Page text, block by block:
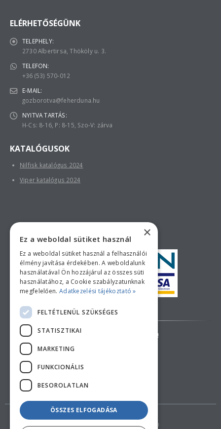
ELÉRHETŐSÉGÜNK
TELEPHELY:
2730 Albertirsa, Thököly u. 3.
TELEFON:
+36 (53) 570-012
E-MAIL:
gozborotva@feherduna.hu
NYITVA TARTÁS:
H-Cs: 8-16, P: 8-15, Szo-V: zárva
KATALÓGUSOK
Nilfisk katalógus 2024
Viper katalógus 2024
AZ ÁRAK TÁJÉKOZTATÓ JELLEGŰEK!
Copyright © 2018 feherduna.hu - Minden jog fenntartva!
×
Ez a weboldal sütiket használ
Ez a weboldal sütiket használ a felhasználói
élmény javítása érdekében. A weboldalunk
használatával Ön hozzájárul az összes süti
használatához, a Cookie szabályzatunknak
megfelelően. Adatkezelési tájékoztató »
FELTÉTLENÜL SZÜKSÉGES
STATISZTIKAI
MARKETING
FUNKCIONÁLIS
BESOROLATLAN
ÖSSZES ELFOGADÁSA